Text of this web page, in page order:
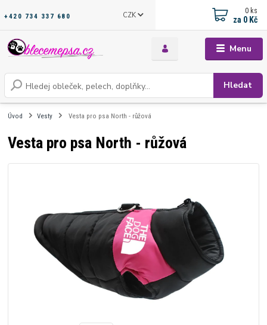
Menu
CZK
Hledat
+420 734 337 680
0 ks
za 0 Kč
Úvod Vesty Vesta pro psa North - růžová
Vesta pro psa North - růžová